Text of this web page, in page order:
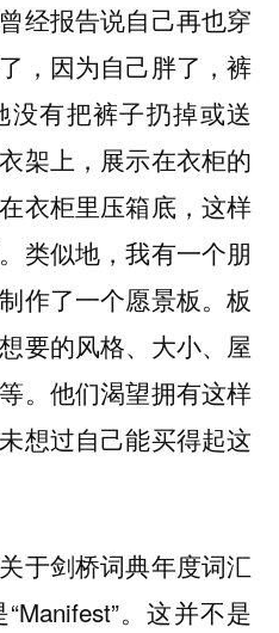
经报告说自己再也穿
，因为自己胖了，裤
有把裤子扔掉或送
架上，展示在衣柜的
衣柜里压箱底，这样
类似地，我有一个朋
作了一个愿景板。板
要的风格、大小、屋
。他们渴望拥有这样
想过自己能买得起这
于剑桥词典年度词汇
。这并不是